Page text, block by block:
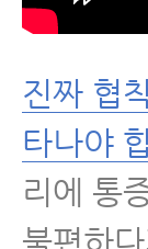
진짜 협
타나야
리에 통
불편하